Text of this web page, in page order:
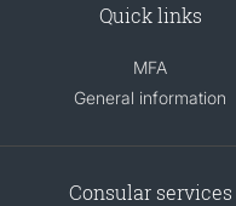
Quick links
MFA
General information
Consular services